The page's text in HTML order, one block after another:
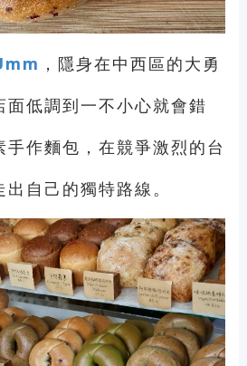
，隱身在中西區的大勇
面低調到一不小心就會錯
作麵包，在競爭激烈的台
自己的獨特路線。